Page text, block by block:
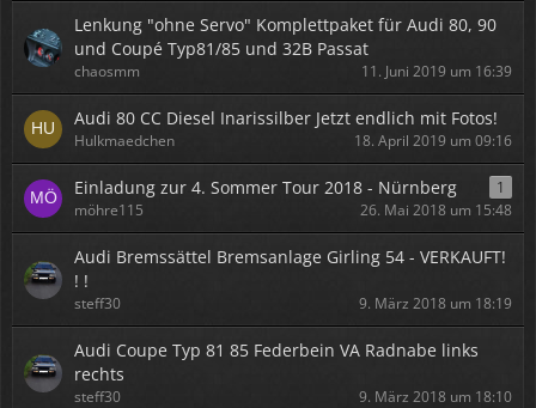
Lenkung "ohne Servo" Komplettpaket für Audi 80, 90
und Coupé Typ81/85 und 32B Passat
chaosmm 11. Juni 2019 um 16:39
Audi 80 CC Diesel Inarissilber Jetzt endlich mit Fotos!
Hulkmaedchen 18. April 2019 um 09:16
Einladung zur 4. Sommer Tour 2018 - Nürnberg
1
möhre115
26. Mai 2018 um 15:48
Audi Bremssättel Bremsanlage Girling 54 - VERKAUFT!
! !
steff30 9. März 2018 um 18:19
Audi Coupe Typ 81 85 Federbein VA Radnabe links
rechts
steff30 9. März 2018 um 18:10